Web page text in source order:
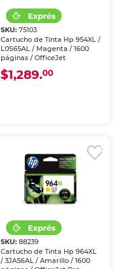
SKU: 75103
Cartucho de Tinta Hp 954XL /
L0S65AL / Magenta / 1600
páginas / OfficeJet
$1,289.00
SKU: 88239
Cartucho de Tinta Hp 964XL
/ 3JA56AL / Amarillo / 1600